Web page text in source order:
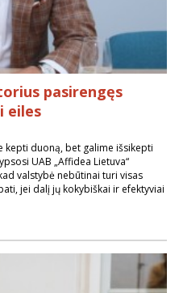
pasirengęs
eiles
kepti duoną, bet galime išsikepti
UAB „Affidea Lietuva“
valstybė nebūtinai turi visas
jei dalį jų kokybiškai ir efektyviai